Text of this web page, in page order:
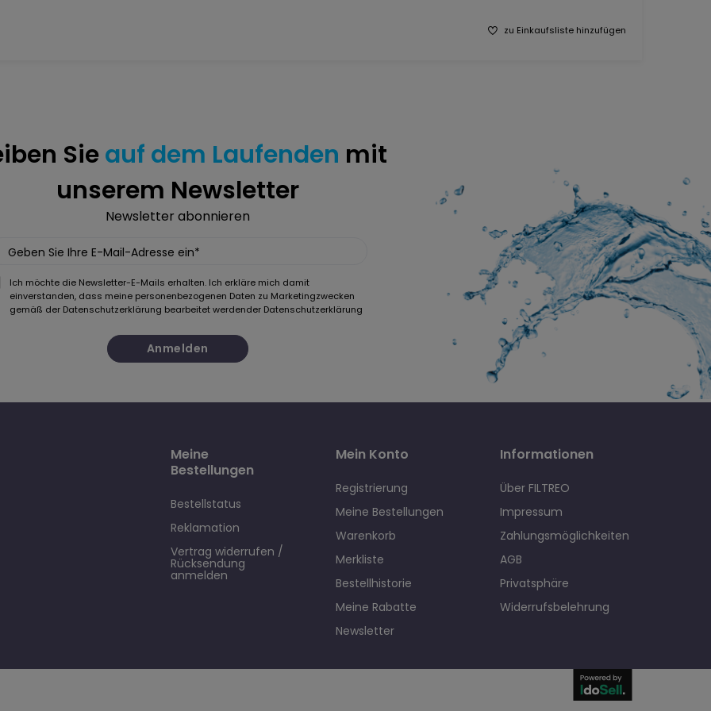
zu Einkaufsliste hinzufügen
Sieauf dem Laufenden mit
unserem Newsletter
Newsletter abonnieren
Geben Sie Ihre E-Mail-Adresse ein*
Ich möchte die Newsletter-E-Mails erhalten. Ich erkläre mich damit
einverstanden, dass meine personenbezogenen Daten zu Marketingzwecken
gemäß der Datenschutzerklärung bearbeitet werdender Datenschutzerklärung
Anmelden
Meine
Bestellungen
Bestellstatus
Reklamation
Vertrag widerrufen /
Rücksendung
anmelden
Mein Konto
Registrierung
Meine Bestellungen
Warenkorb
Merkliste
Bestellhistorie
Meine Rabatte
Newsletter
Informationen
Über FILTREO
Impressum
Zahlungsmöglichkeiten
AGB
Privatsphäre
Widerrufsbelehrung